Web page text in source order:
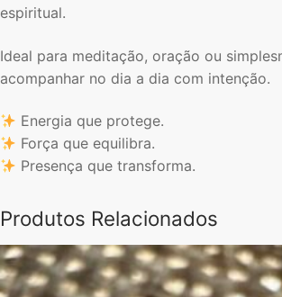
espiritual.
Ideal para meditação, oração ou
acompanhar no dia a dia com intenção.
Energia que protege.
Força que equilibra.
Presença que transforma.
Produtos Relacionados